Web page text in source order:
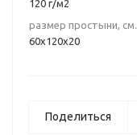
120 г/м2
размер простыни, см.
60х120х20
Поделиться